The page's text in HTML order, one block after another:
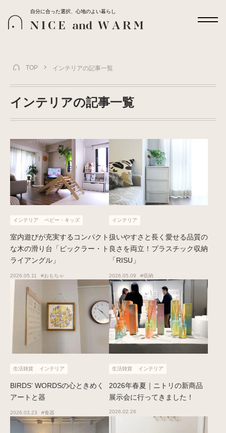
自分に合った選択、心地のよい暮らし
TOP インテリアの記事一覧
インテリアの記事一覧
インテリア ベビー・キッズ
室内遊びが充実するコンパクト
な木の滑り台「ピックラー・ト
ライアングル」
2026.05.11 #おもちゃ
インテリア
扱いやすさと長く愛せる品質の
良さを両立！プラスチック収納
「RISU」
2026.05.09 #収納
生活雑貨 インテリア
BIRDS’ WORDSの心ときめく
アートと器
2026.03.23 #食器
生活雑貨 インテリア
2026年春夏｜ニトリの新商品
展示会に行ってきました！
2026.02.26